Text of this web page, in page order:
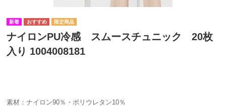
ナイロンPU冷感 スムースチュニック 20枚
入り 1004008181
素材：ナイロン90％・ポリウレタン10％